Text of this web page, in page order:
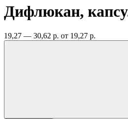
Дифлюкан,
19,27 — 30,62 р. от 19,27 р.